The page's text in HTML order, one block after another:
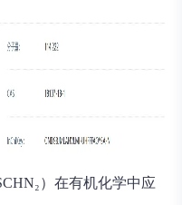
）在有机化学中应